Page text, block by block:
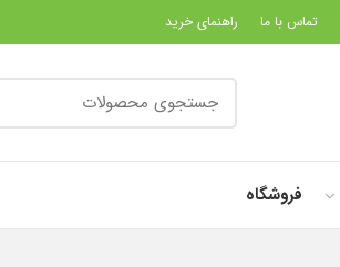
تماس با ما راهنمای خرید
فروشگاه